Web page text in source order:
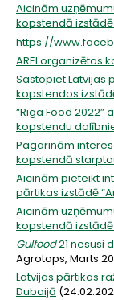
Aicinām
kopstendā
https://
AREI organizētos
Sastopiet Latvijas
kopstendos
“Riga Food
kopstendu
Pagarinām
kopstendā
Aicinām pieteikt
pārtikas izstādē
Aicinām
kopstendā izstādē
Gulfood21 nesusi
Agrotops, Marts
Latvijas pārtikas
Dubaijā